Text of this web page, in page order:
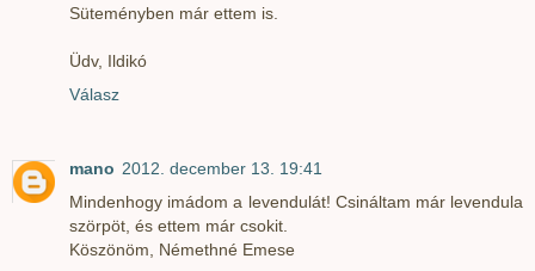
Süteményben már ettem is.
Üdv, Ildikó
Válasz
mano 2012. december 13. 19:41
Mindenhogy imádom a levendulát! Csináltam már levendula
szörpöt, és ettem már csokit.
Köszönöm, Némethné Emese